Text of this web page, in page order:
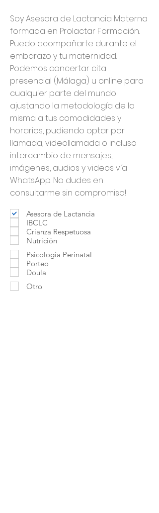
Soy Asesora de Lactancia Materna
formada en Prolactar Formación.
Puedo acompañarte durante el
embarazo y tu maternidad.
Podemos concertar cita
presencial (Málaga) u online para
cualquier parte del mundo
ajustando la metodología de la
misma a tus comodidades y
horarios, pudiendo optar por
llamada, videollamada o incluso
intercambio de mensajes,
imágenes, audios y videos vía
WhatsApp. No dudes en
consultarme sin compromiso!
Asesora de Lactancia
IBCLC
Crianza Respetuosa
Nutrición
Psicología Perinatal
Porteo
Doula
Otro